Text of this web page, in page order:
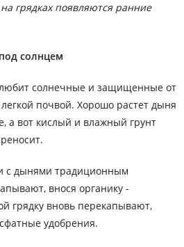
грядках появляются ранние
солнцем
солнечные и защищенные от
почвой. Хорошо растет дыня
а вот кислый и влажный грунт
с дынями традиционным
внося органику -
грядку вновь перекапывают,
удобрения.